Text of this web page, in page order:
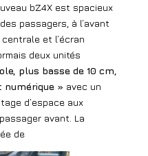
bZ4X est spacieux
passagers, à l’avant
centrale et l’écran
deux unités
plus basse de 10 cm,
» avec un
d’espace aux
avant. La
de